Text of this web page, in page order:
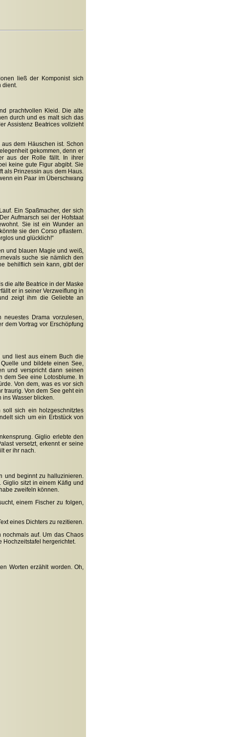
ließ der Komponist sich
dient.
prachtvollen Kleid. Die alte
durch und es malt sich das
Assistenz Beatrices vollzieht
dem Häuschen ist. Schon
gekommen, denn er
aus der Rolle fällt. In ihrer
keine gute Figur abgibt. Sie
als Prinzessin aus dem Haus.
ein Paar im Überschwang
Ein Spaßmacher, der sich
Aufmarsch sei der Hofstaat
Sie ist ein Wunder an
sie den Corso pflastern.
und glücklich!“
und blauen Magie und weiß,
suche sie nämlich den
behilflich sein kann, gibt der
die alte Beatrice in der Maske
er in seiner Verzweiflung in
zeigt ihm die Geliebte an
Drama vorzulesen,
dem Vortrag vor Erschöpfung
und liest aus einem Buch die
und bildete einen See,
und verspricht dann seinen
dem See eine Lotosblume. In
Von dem, was es vor sich
traurig. Von dem See geht ein
ins Wasser blicken.
sich ein holzgeschnitztes
sich um ein Erbstück von
Giglio erlebte den
versetzt, erkennt er seine
er ihr nach.
und beginnt zu halluzinieren.
sitzt in einem Käfig und
zweifeln können.
einem Fischer zu folgen,
eines Dichters zu rezitieren.
nochmals auf. Um das Chaos
Hochzeitstafel hergerichtet.
Worten erzählt worden. Oh,